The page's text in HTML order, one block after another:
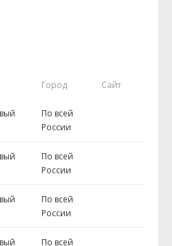
Город Сайт
По всей
России
По всей
России
По всей
России
По всей